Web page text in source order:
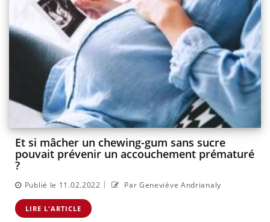
Et si mâcher un chewing-gum sans sucre
pouvait prévenir un accouchement prématuré
?
Publié le 11.02.2022 | Par Geneviève Andrianaly
LIRE L'ARTICLE